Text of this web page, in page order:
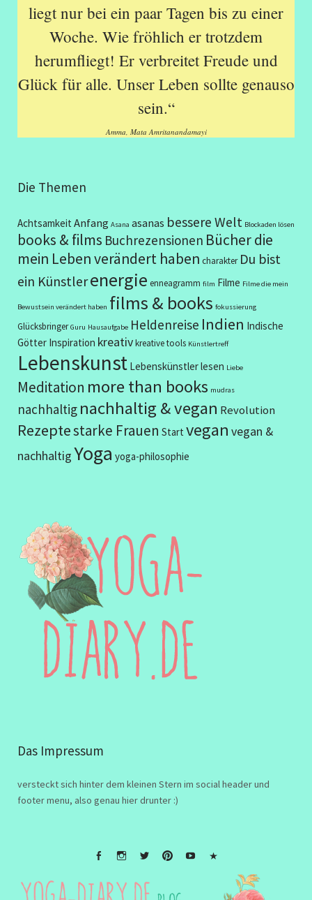
liegt nur bei ein paar Tagen bis zu einer
Woche. Wie fröhlich er trotzdem
herumfliegt! Er verbreitet Freude und
Glück für alle. Unser Leben sollte genauso
sein.“
Amma, Mata Amritanandamayi
Die Themen
Achtsamkeit Anfang Asana asanas bessere Welt Blockaden lösen
books & films Buchrezensionen Bücher die
mein Leben verändert haben charakter Du bist
ein Künstlerenergie enneagramm film Filme Filme die mein
Bewustsein verändert haben films & books fokussierung
Glücksbringer Guru Hausaufgabe Heldenreise Indien Indische
Götter Inspiration kreativkreative tools Künstlertreff
Lebenskunst Lebenskünstlerlesen Liebe
Meditation more than books mudras
nachhaltig nachhaltig & vegan Revolution
Rezeptestarke Frauen Start vegan vegan &
nachhaltigYoga yoga-philosophie
Das Impressum
versteckt sich hinter dem kleinen Stern im social header und
footer menu, also genau hier drunter :)
Impressum